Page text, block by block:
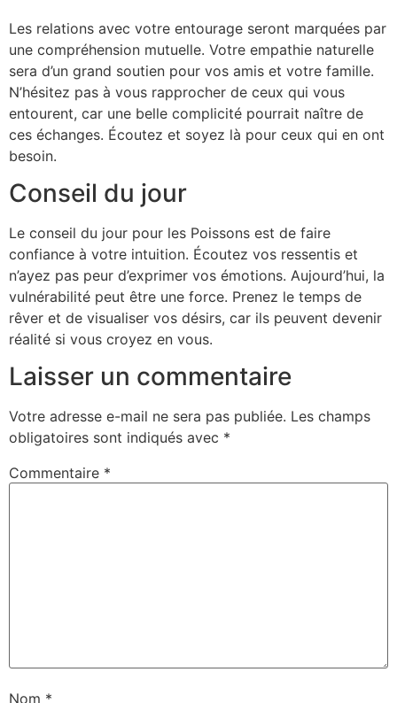
Les relations avec votre entourage seront marquées par
une compréhension mutuelle. Votre empathie naturelle
sera d’un grand soutien pour vos amis et votre famille.
N’hésitez pas à vous rapprocher de ceux qui vous
entourent, car une belle complicité pourrait naître de
ces échanges. Écoutez et soyez là pour ceux qui en ont
besoin.
Conseil du jour
Le conseil du jour pour les Poissons est de faire
confiance à votre intuition. Écoutez vos ressentis et
n’ayez pas peur d’exprimer vos émotions. Aujourd’hui, la
vulnérabilité peut être une force. Prenez le temps de
rêver et de visualiser vos désirs, car ils peuvent devenir
réalité si vous croyez en vous.
Laisser un commentaire
Votre adresse e-mail ne sera pas publiée. Les champs
obligatoires sont indiqués avec *
Commentaire *
Nom *